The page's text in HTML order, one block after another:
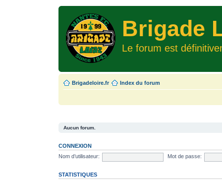
Brigade
Le forum est
Brigadeloire.fr Index du forum
Aucun forum.
CONNEXION
Nom d’utilisateur:
Mot de passe:
STATISTIQUES